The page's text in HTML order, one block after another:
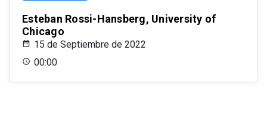
Esteban Rossi-Hansberg, University of
Chicago
15 de Septiembre de 2022
00:00